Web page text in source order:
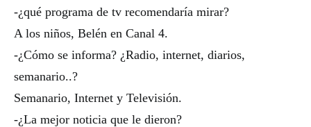
-¿qué programa de tv recomendaría mirar?
A los niños, Belén en Canal 4.
-¿Cómo se informa? ¿Radio, internet, diarios,
semanario..?
Semanario, Internet y Televisión.
-¿La mejor noticia que le dieron?